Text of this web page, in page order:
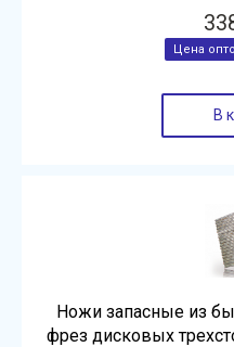
В
Ножи запасные из
фрез дисковых